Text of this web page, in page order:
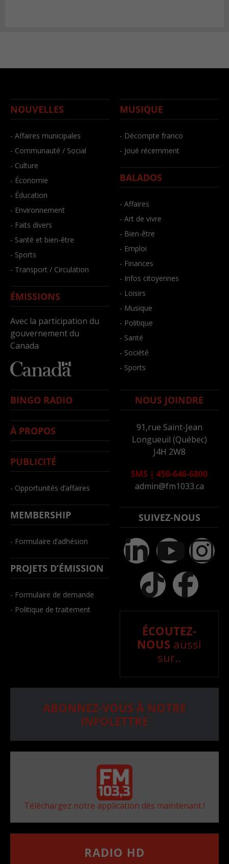
NOUVELLES
- Affaires municipales
- Communauté / Social
- Culture
- Économie
- Éducation
- Environnement
- Faits divers
- Santé et bien-être
- Sports
- Transport / Circulation
ÉMISSIONS
Avec la participation du
gouvernement du
Canada
MUSIQUE
- Décompte franco
- Joué récemment
BALADOS
- Affaires
- Art de vivre
- Bien-être
- Emploi
- Finances
- Infos citoyennes
- Loisirs
- Musique
- Politique
- Santé
- Société
- Sports
BINGO RADIO
À PROPOS
PUBLICITÉ
- Opportunités d’affaires
MEMBERSHIP
- Formulaire d’adhésion
PROJETS D’ÉMISSION
- Formulaire de demande
- Politique de traitement
NOUS JOINDRE
91,rue Saint-Jean
Longueuil (Québec)
J4H 2W8
SMS | 450-646-6800
admin@fm1033.ca
SUIVEZ-NOUS
ÉCOUTEZ-
NOUS aussi
sur..
ABONNEZ-VOUS À NOTRE
INFOLETTRE
Téléchargez notre application dès maintenant !
RADIO HD